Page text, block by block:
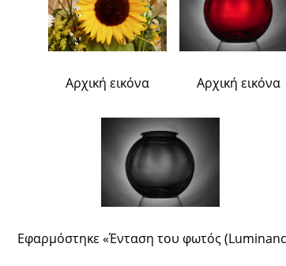
Αρχική εικόνα Αρχική εικόνα
Εφαρμόστηκε «Ένταση του φωτός